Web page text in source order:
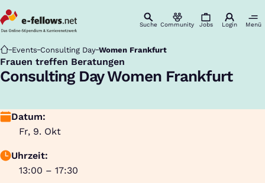
Suche Community Jobs Login Menü
Startseite
Events Consulting Day Women Frankfurt
Frauen treffen Beratungen
:
Consulting Day Women Frankfurt
Datum:
Fr, 9. Okt
Uhrzeit:
13:00 – 17:30